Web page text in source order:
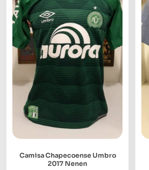
Camisa Chapecoense Umbro
2017 Nenen